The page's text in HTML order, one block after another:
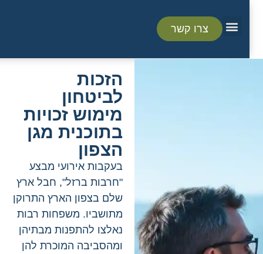
צרו קשר
הזכות
לביטחון
מימוש זכויות
בתוכנית מגן
הצפון
בעקבות אירועי מבצע
"חרבות ברזל", חבל ארץ
שלם בצפון הארץ התרוקן
מתושביו. משפחות רבות
נאלצו להתפנות מבתיהן
ומהסביבה המוכרת להן